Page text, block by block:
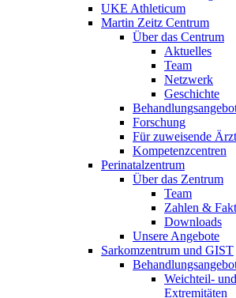
UKE Athleticum
Martin Zeitz Centrum
Über das Centrum
Aktuelles
Team
Netzwerk
Geschichte
Forschung
Für zuweisende
Kompetenzcentren
Perinatalzentrum
Über das Zentrum
Team
Zahlen &
Downloads
Unsere Angebote
Sarkomzentrum und GIST
Weichteil-
Extremitäten